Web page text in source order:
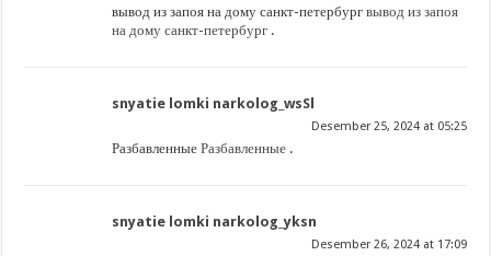
вывод из запоя на дому санкт-петербургвывод из запоя
на дому санкт-петербург .
snyatie lomki narkolog_wsSl
Desember 25, 2024 at 05:25
РазбавленныеРазбавленные .
snyatie lomki narkolog_yksn
Desember 26, 2024 at 17:09